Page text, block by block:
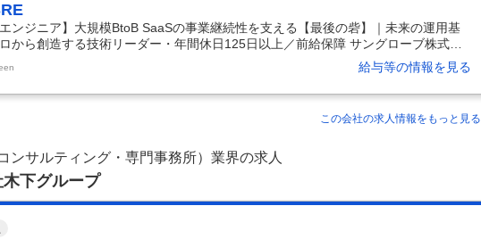
エンジニア】大規模BtoB SaaSの事業継続性を支える【最後の砦】｜未来の運用基
から創造する技術リーダー・年間休日125日以上／前給保障 サングローブ株式会
に最先端であり続け、クライアントの想像を超える価値を創出する 仕事内容 ――◢
するミッション◢◤―― 当社の事業継続性を技術で支える「最後の砦」として、
をエンジニアリングで再構築し、プロダクトの信頼性と安定性をグローバル規模
量を持って以下の業務に取り組んでいただけます。 ・SLI/SLOの策定と、それに基
給与等の情報を見る
この会社の求人情報をもっと見る
ンサルティング・専門事務所）業界の求人
下グループ